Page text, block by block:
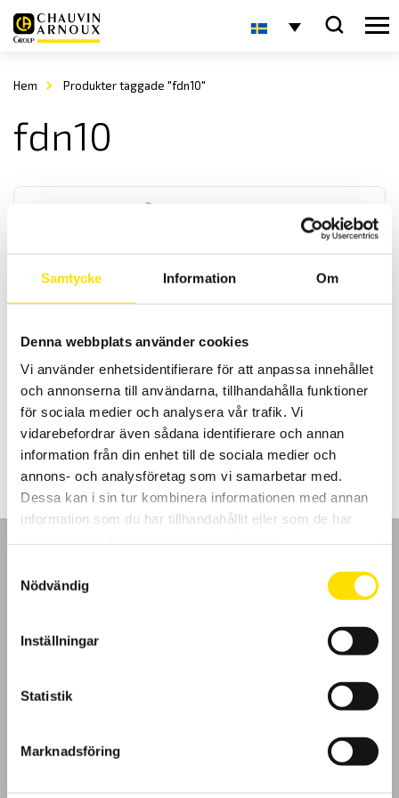
Samtycke Information Om
Denna webbplats använder cookies
Vi använder enhetsidentifierare för att anpassa innehållet
och annonserna till användarna, tillhandahålla funktioner
för sociala medier och analysera vår trafik. Vi
vidarebefordrar även sådana identifierare och annan
information från din enhet till de sociala medier och
annons- och analysföretag som vi samarbetar med.
Dessa kan i sin tur kombinera informationen med annan
information som du har tillhandahållit eller som de har
Nödvändig
Inställningar
Statistik
Marknadsföring
Hem Produkter taggade "fdn10"
fdn10
FDN
är en lättanvänd dynamometer för tryck och dragkrafter som finns i
6 st olika kapaciteter och skalan börjar på 10% av mätområdet [1 -
10N, 2,5 - 25N, 5 - 50N, 10 - 100 N, 20 - 200N samt 30 - 300N].
2,950.00kr LÄS MER